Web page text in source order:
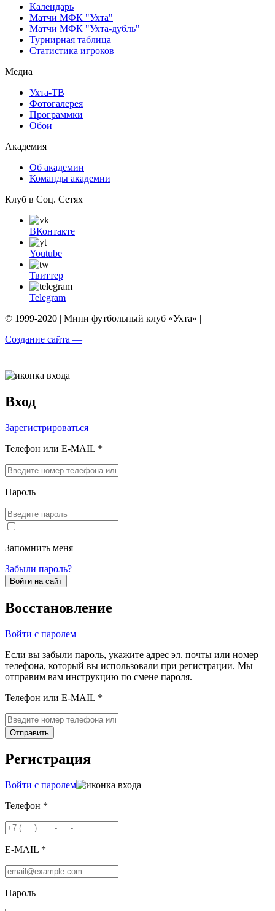
Календарь
Матчи МФК "Ухта"
Матчи МФК "Ухта-дубль"
Турнирная таблица
Статистика игроков
Медиа
Ухта-ТВ
Фотогалерея
Программки
Обои
Академия
Об академии
Команды академии
Клуб в Соц. Сетях
ВКонтакте
Youtube
Твиттер
Telegram
© 1999-2020 | Мини футбольный клуб «Ухта» |
Создание сайта —
Вход
Зарегистрироваться
Телефон или E-MAIL *
Пароль
Запомнить меня
Забыли пароль?
Войти на сайт
Восстановление
Войти с паролем
Если вы забыли пароль, укажите адрес эл. почты или номер
телефона, который вы использовали при регистрации. Мы
отправим вам инструкцию по смене пароля.
Телефон или E-MAIL *
Отправить
Регистрация
Войти с паролем
Телефон *
E-MAIL *
Пароль